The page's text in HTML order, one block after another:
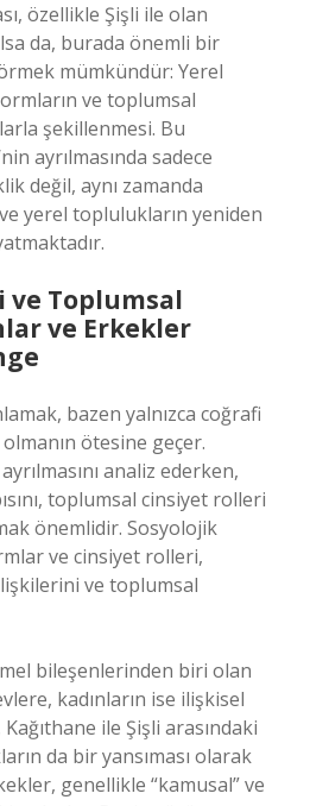
özellikle Şişli ile olan
da, burada önemli bir
mümkündür: Yerel
ve toplumsal
şekillenmesi. Bu
ayrılmasında sadece
değil, aynı zamanda
yerel toplulukların yeniden
ve Toplumsal
ve Erkekler
bazen yalnızca coğrafi
ötesine geçer.
analiz ederken,
toplumsal cinsiyet rolleri
önemlidir. Sosyolojik
ve cinsiyet rolleri,
ve toplumsal
bileşenlerinden biri olan
kadınların ise ilişkisel
ile Şişli arasındaki
da bir yansıması olarak
genellikle “kamusal” ve